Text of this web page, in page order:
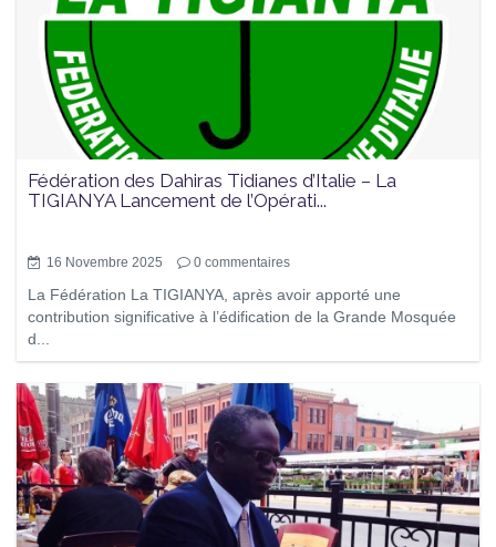
Fédération des Dahiras Tidianes d’Italie – La
TIGIANYA Lancement de l’Opérati...
16 Novembre 2025 0 commentaires
La Fédération La TIGIANYA, après avoir apporté une
contribution significative à l’édification de la Grande Mosquée
d...